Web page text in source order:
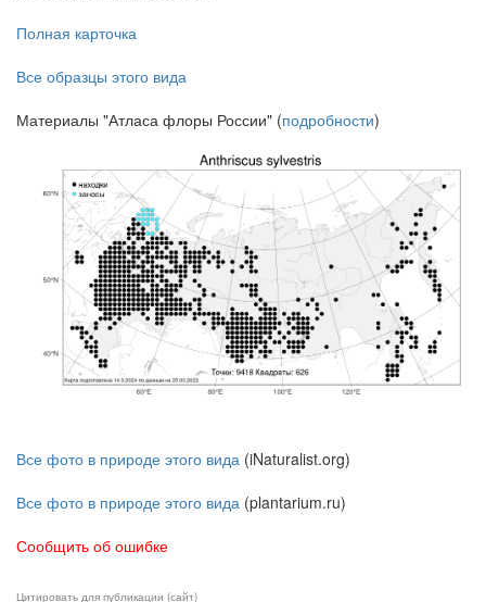
Полная карточка
Все образцы этого вида
Материалы "Атласа флоры России" (подробности)
Все фото в природе этого вида (iNaturalist.org)
Все фото в природе этого вида (plantarium.ru)
Сообщить об ошибке
Цитировать для публикации (сайт)